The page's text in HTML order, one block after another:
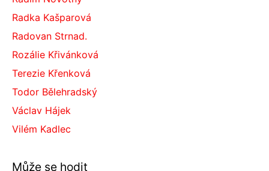
Radka Kašparová
Radovan Strnad.
Rozálie Křivánková
Terezie Křenková
Todor Bělehradský
Václav Hájek
Vilém Kadlec
Může se hodit